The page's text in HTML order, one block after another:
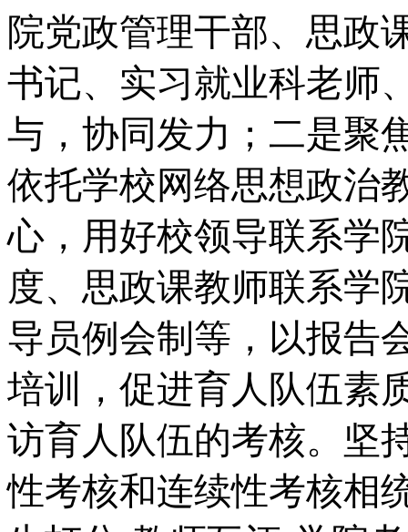
院党政管理干部、思政
书记、实习就业科老师
与，协同发力；二是聚
依托学校网络思想政治
心，用好校领导联系学
度、思政课教师联系学
导员例会制等，以报告
培训，促进育人队伍素
访育人队伍的考核。坚
性考核和连续性考核相